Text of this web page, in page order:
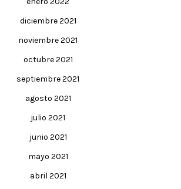
diciembre 2021
noviembre 2021
octubre 2021
septiembre 2021
agosto 2021
julio 2021
junio 2021
mayo 2021
abril 2021